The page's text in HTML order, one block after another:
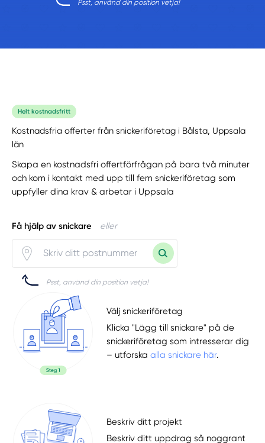
Psst, använd din position vetja!
Helt kostnadsfritt
Kostnadsfria offerter från snickeriföretag i Bålsta, Uppsala
län
Skapa en kostnadsfri offertförfrågan på bara två minuter
och kom i kontakt med upp till fem snickeriföretag som
uppfyller dina krav & arbetar i Uppsala
Få hjälp av snickare eller
Psst, använd din position vetja!
Välj snickeriföretag
Klicka "Lägg till snickare" på de
snickeriföretag som intresserar dig
– utforskaalla snickare här.
Beskriv ditt projekt
Beskriv ditt uppdrag så noggrant